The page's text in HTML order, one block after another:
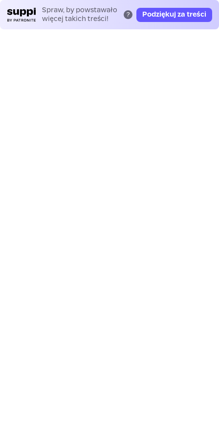
Spraw, by powstawało
więcej takich treści!
? Podziękuj za treści